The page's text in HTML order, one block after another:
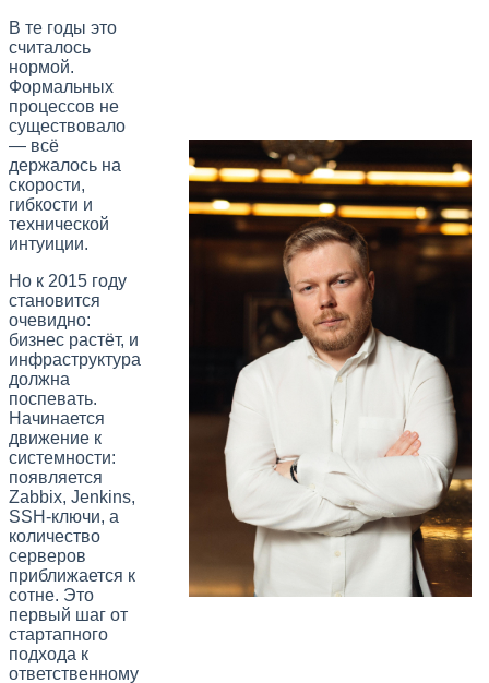
В те годы это
считалось
нормой.
Формальных
процессов не
существовало
— всё
держалось на
скорости,
гибкости и
технической
интуиции.
Но к 2015 году
становится
очевидно:
бизнес растёт, и
инфраструктура
должна
поспевать.
Начинается
движение к
системности:
появляется
Zabbix, Jenkins,
SSH-ключи, а
количество
серверов
приближается к
сотне. Это
первый шаг от
стартапного
подхода к
ответственному